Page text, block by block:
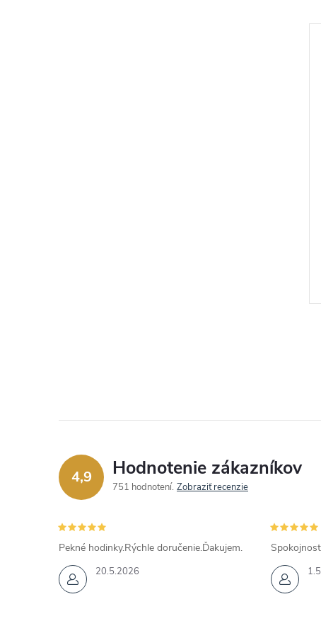
4,9 Hodnotenie zákazníkov
751 hodnotení Zobraziť recenzie
20.5.2026
Pekné hodinky.Rýchle doručenie.Ďakujem. Spokojnost